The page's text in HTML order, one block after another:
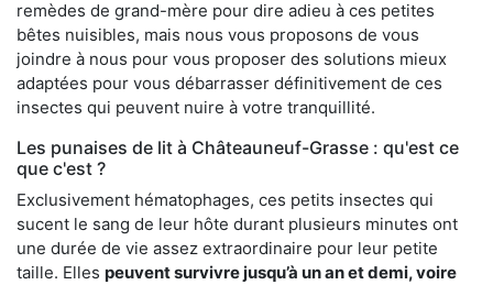
remèdes de grand-mère pour dire adieu à ces petites
bêtes nuisibles, mais nous vous proposons de vous
joindre à nous pour vous proposer des solutions mieux
adaptées pour vous débarrasser définitivement de ces
insectes qui peuvent nuire à votre tranquillité.
Les punaises de lit à Châteauneuf-Grasse : qu'est ce
que c'est ?
Exclusivement hématophages, ces petits insectes qui
sucent le sang de leur hôte durant plusieurs minutes ont
une durée de vie assez extraordinaire pour leur petite
taille. Elles peuvent survivre jusqu’à un an et demi, voire